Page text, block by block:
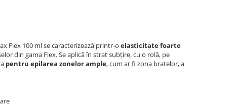
Flex 100 ml se caracterizează printr-o elasticitate foarte
din gama Flex. Se aplică în strat subțire, cu o rolă, pe
pentru epilarea zonelor ample, cum ar fi zona bratelor, a